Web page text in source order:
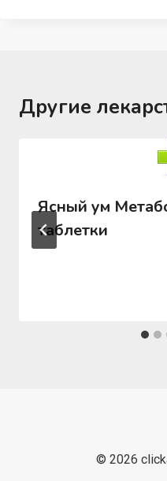
Другие
Ясный ум
таблетки
© 2026